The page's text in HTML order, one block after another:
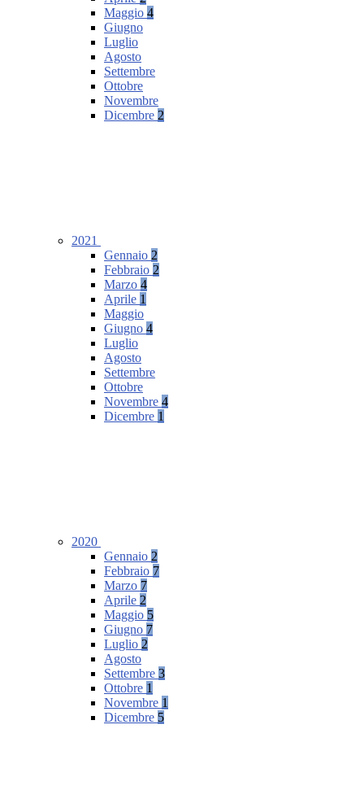
Maggio 4
Giugno
Luglio
Agosto
Settembre
Ottobre
Novembre
Dicembre 2
2021
Gennaio 2
Febbraio 2
Marzo 4
Aprile 1
Maggio
Giugno 4
Luglio
Agosto
Settembre
Ottobre
Novembre 4
Dicembre 1
2020
Gennaio 2
Febbraio 7
Marzo 7
Aprile 2
Maggio 5
Giugno 7
Luglio 2
Agosto
Settembre 3
Ottobre 1
Novembre 1
Dicembre 5